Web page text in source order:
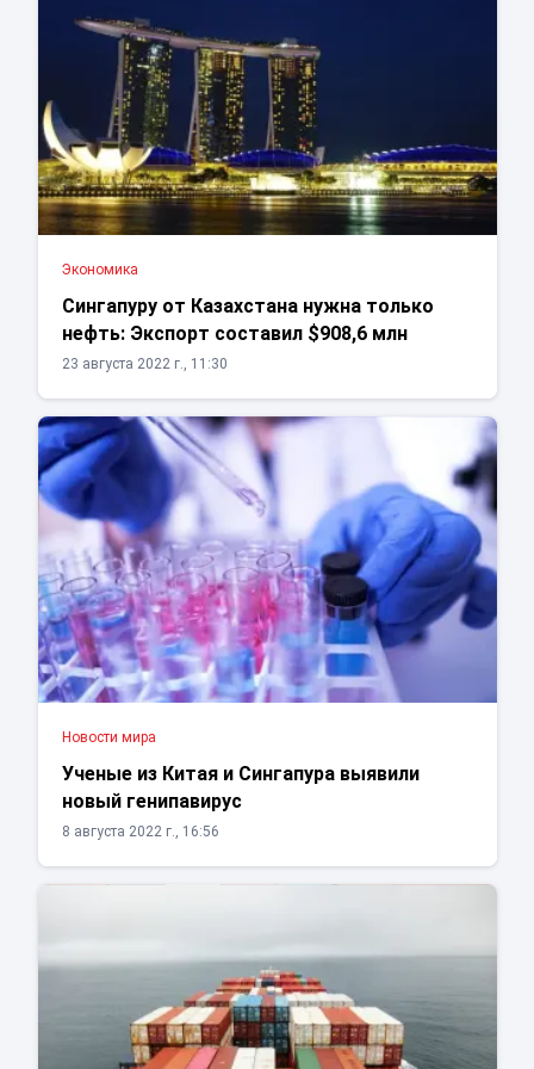
Экономика
Сингапуру от Казахстана нужна только
нефть: Экспорт составил $908,6 млн
23 августа 2022 г., 11:30
Новости мира
Ученые из Китая и Сингапура выявили
новый генипавирус
8 августа 2022 г., 16:56